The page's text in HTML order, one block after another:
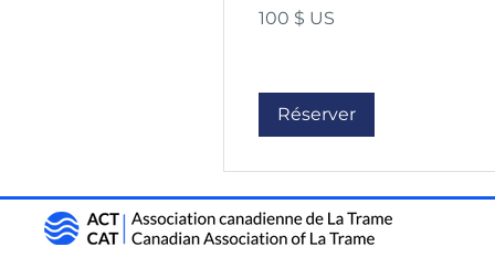
100 dollars
des
100 $ US
Réserver